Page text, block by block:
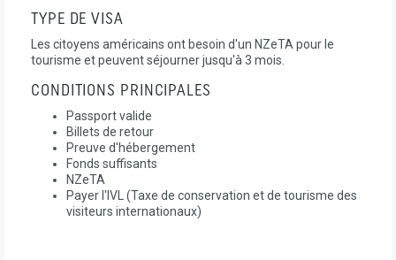
TYPE DE VISA
Les citoyens américains ont besoin d'un NZeTA pour le
tourisme et peuvent séjourner jusqu'à 3 mois.
CONDITIONS PRINCIPALES
Passport valide
Billets de retour
Preuve d'hébergement
Fonds suffisants
NZeTA
Payer l'IVL (Taxe de conservation et de tourisme des
visiteurs internationaux)